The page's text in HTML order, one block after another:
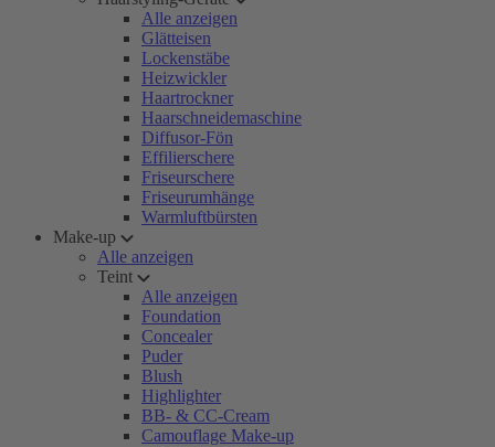
Alle anzeigen
Glätteisen
Lockenstäbe
Heizwickler
Haartrockner
Haarschneidemaschine
Diffusor-Fön
Effilierschere
Friseurschere
Friseurumhänge
Warmluftbürsten
Make-up
Alle anzeigen
Teint
Alle anzeigen
Foundation
Concealer
Puder
Blush
Highlighter
BB- & CC-Cream
Camouflage Make-up